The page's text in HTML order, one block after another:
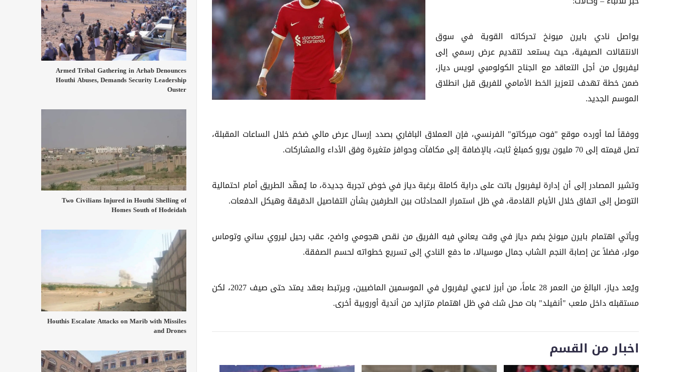
يواصل نادي بايرن ميونخ تحركاته القوية في سوق
الانتقالات الصيفية، حيث يستعد لتقديم عرض رسمي إلى
ليفربول من أجل التعاقد مع الجناح الكولومبي لويس دياز،
ضمن خطة تهدف لتعزيز الخط الأمامي للفريق قبل انطلاق
الموسم الجديد.
ووفقاً لما أورده موقع "فوت ميركاتو" الفرنسي، فإن العملاق البافاري بصدد إرسال عرض مالي ضخم خلال الساعات المقبلة،
تصل قيمته إلى 70 مليون يورو كمبلغ ثابت، بالإضافة إلى مكافآت وحوافز متغيرة وفق الأداء والمشاركات.
وتشير المصادر إلى أن إدارة ليفربول باتت على دراية كاملة برغبة دياز في خوض تجربة جديدة، ما يُمهّد الطريق أمام احتمالية
التوصل إلى اتفاق خلال الأيام القادمة، في ظل استمرار المحادثات بين الطرفين بشأن التفاصيل الدقيقة وهيكل الدفعات.
ويأتي اهتمام بايرن ميونخ بضم دياز في وقت يعاني فيه الفريق من نقص هجومي واضح، عقب رحيل ليروي ساني وتوماس
مولر، فضلاً عن إصابة النجم الشاب جمال موسيالا، ما دفع النادي إلى تسريع خطواته لحسم الصفقة.
ويُعد دياز، البالغ من العمر 28 عاماً، من أبرز لاعبي ليفربول في الموسمين الماضيين، ويرتبط بعقد يمتد حتى صيف 2027، لكن
مستقبله داخل ملعب "أنفيلد" بات محل شك في ظل اهتمام متزايد من أندية أوروبية أخرى.
اخبار من القسم
Armed Tribal Gathering in Arhab Denounces
Houthi Abuses, Demands Security Leadership
Ouster
Two Civilians Injured in Houthi Shelling of
Homes South of Hodeidah
Houthis Escalate Attacks on Marib with Missiles
and Drones